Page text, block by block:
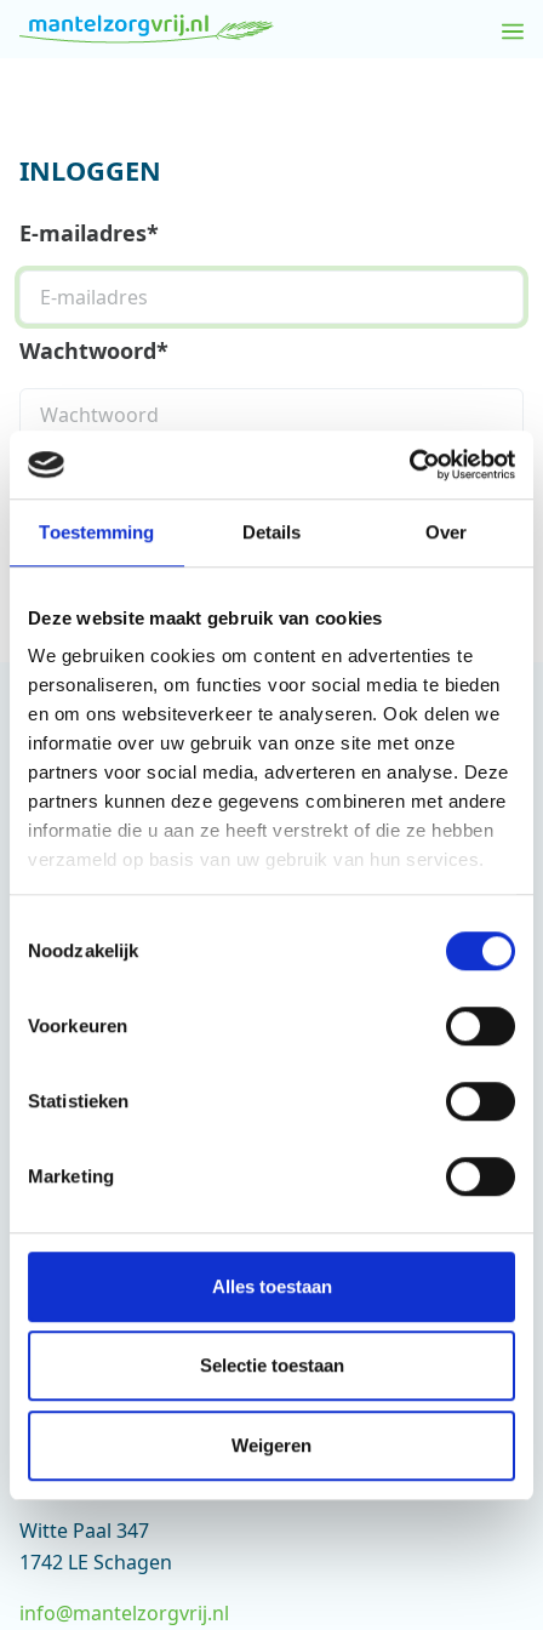
Toestemming Details Over
Deze website maakt gebruik van cookies
We gebruiken cookies om content en advertenties te
personaliseren, om functies voor social media te bieden
en om ons websiteverkeer te analyseren. Ook delen we
informatie over uw gebruik van onze site met onze
partners voor social media, adverteren en analyse. Deze
partners kunnen deze gegevens combineren met andere
informatie die u aan ze heeft verstrekt of die ze hebben
verzameld op basis van uw gebruik van hun services.
Noodzakelijk
Voorkeuren
Statistieken
Marketing
Alles toestaan
Selectie toestaan
Weigeren
INLOGGEN
E-mailadres*
Wachtwoord*
Inloggen Wachtwoord vergeten?
Meld je aan voor onze nieuwsbrief
Blijf op de hoogte van het laatste nieuws over
respijtzorg
E-mailadres
Hoe werkt het
Voor Mantelzorgers
Voor Gemeenten
Voor Zorginstellingen
Respijtzorg
Contact
Witte Paal 347
1742 LE Schagen
info@mantelzorgvrij.nl